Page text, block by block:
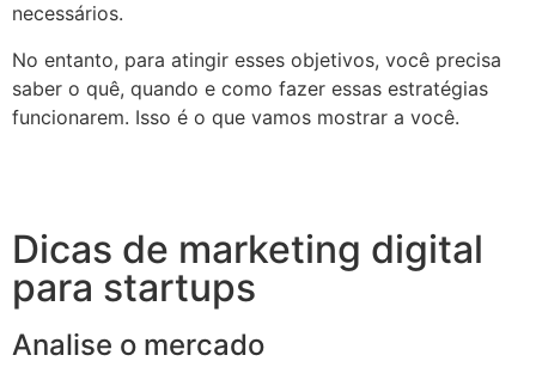
necessários.
No entanto, para atingir esses objetivos, você precisa
saber o quê, quando e como fazer essas estratégias
funcionarem. Isso é o que vamos mostrar a você.
Dicas de marketing digital
para startups
Analise o mercado